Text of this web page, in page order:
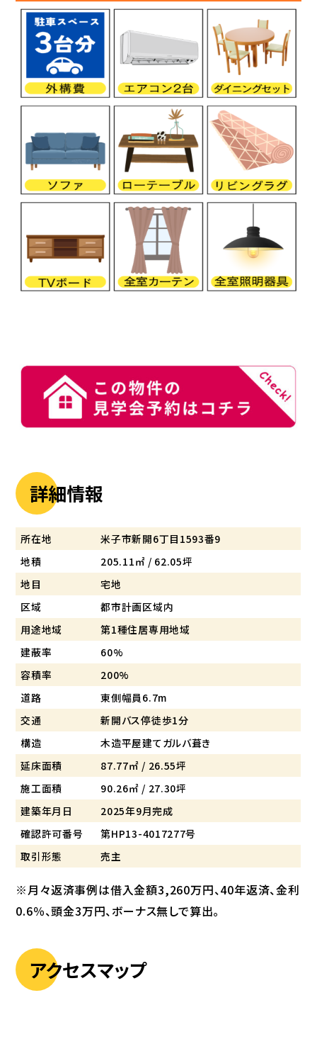
詳細情報
所在地
米子市新開6丁目1593番9
地積
205.11㎡ / 62.05坪
地目
宅地
区域
都市計画区域内
用途地域
第1種住居専用地域
建蔽率
60%
容積率
200%
道路
東側幅員6.7m
交通
新開バス停徒歩1分
構造
木造平屋建てガルバ葺き
延床面積
87.77㎡ / 26.55坪
施工面積
90.26㎡ / 27.30坪
建築年月日
2025年9月完成
確認許可番号
第HP13-4017277号
取引形態
売主
※月々返済事例は借入金額3,260万円、40年返済、金利
0.6％、頭金3万円、ボーナス無しで算出。
アクセスマップ